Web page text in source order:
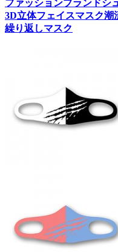
ファッションブランドシ
3D立体フェイスマスク潮
繰り返しマスク